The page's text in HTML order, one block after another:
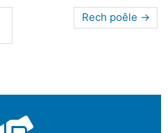
Rech poêle